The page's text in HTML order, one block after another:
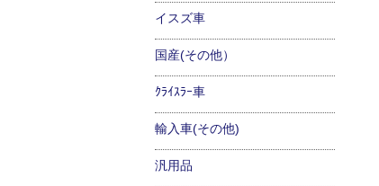
イスズ車
国産(その他）
ｸﾗｲｽﾗｰ車
輸入車(その他)
汎用品